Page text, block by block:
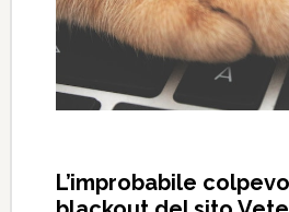
L’improbabile